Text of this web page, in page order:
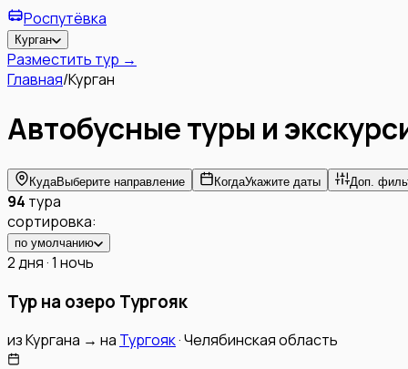
Роспутёвка
Курган
Разместить тур →
Главная/Курган
Автобусные туры и
КудаВыберите направление КогдаУкажите даты Доп.
94 тура
сортировка:
по умолчанию
2 дня · 1 ночь
Тур на озеро Тургояк
изКургана → на Тургояк·Челябинская область